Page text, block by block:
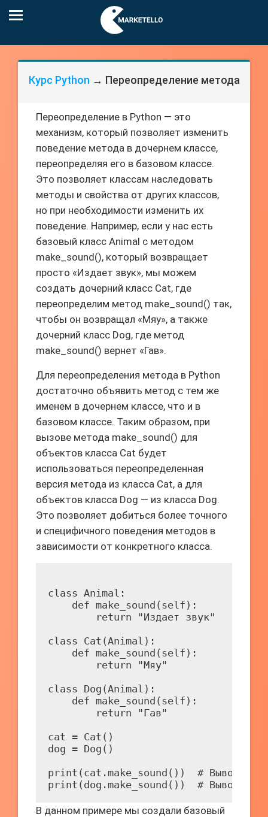
Курс Python → Переопределение метода
Переопределение в Python — это
механизм, который позволяет изменить
поведение метода в дочернем классе,
переопределяя его в базовом классе.
Это позволяет классам наследовать
методы и свойства от других классов,
но при необходимости изменить их
поведение. Например, если у нас есть
базовый класс Animal с методом
make_sound(), который возвращает
просто «Издает звук», мы можем
создать дочерний класс Cat, где
переопределим метод make_sound() так,
чтобы он возвращал «Мяу», а также
дочерний класс Dog, где метод
make_sound() вернет «Гав».
Для переопределения метода в Python
достаточно объявить метод с тем же
именем в дочернем классе, что и в
базовом классе. Таким образом, при
вызове метода make_sound() для
объектов класса Cat будет
использоваться переопределенная
версия метода из класса Cat, а для
объектов класса Dog — из класса Dog.
Это позволяет добиться более точного
и специфичного поведения методов в
зависимости от конкретного класса.
class Animal:
    def make_sound(self):
        return "Издает звук"
class Cat(Animal):
    def make_sound(self):
        return "Мяу"
class Dog(Animal):
    def make_sound(self):
        return "Гав"
cat = Cat()
dog = Dog()
print(cat.make_sound())  # Вывод:
В данном примере мы создали базовый